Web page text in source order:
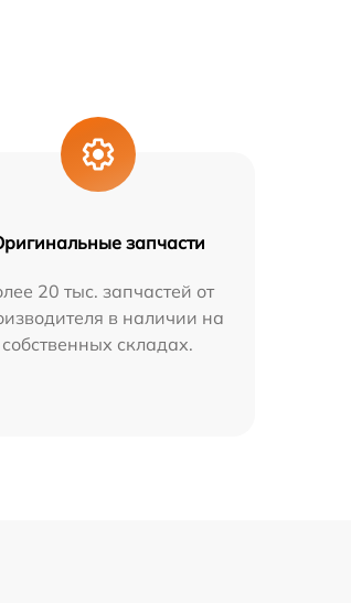
запчасти
20 тыс. запчастей от
в наличии на
собственных складах.